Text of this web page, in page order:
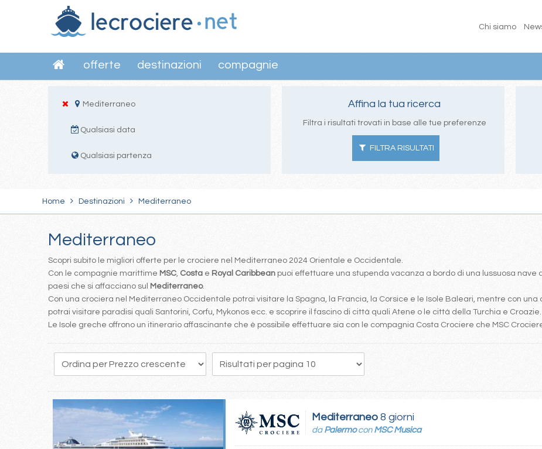
Chi siamo
offerte destinazioni compagnie
Mediterraneo
Qualsiasi data
Qualsiasi partenza
Affina la tua ricerca
Filtra i risultati trovati in base alle tue preferenze
FILTRA RISULTATI
Home Destinazioni Mediterraneo
Mediterraneo
Scopri subito le migliori offerte per le crociere nel Mediterraneo 2024 Orientale e Occidentale.
Con le compagnie marittime MSC, Costa e Royal Caribbean puoi effettuare una stupenda vacanza a bordo di una lussuosa
paesi che si affacciano sul
Mediterraneo.
Con una crociera nel Mediterraneo Occidentale potrai visitare la Spagna, la Francia, la Corsice e le Isole Baleari, mentre con
potrai visitare paradisi quali Santorini, Corfu, Mykonos ecc. e scoprire il fascino di città quali Atene o le città della Turchia e Croazie.
Le Isole greche offrono un itinerario affascinante che è possibile effettuare sia con le compagnia Costa Crociere che MSC
51 52 53 54 56 57 58 59
Mediterraneo 8 giorni
da Palermocon MSC Musica